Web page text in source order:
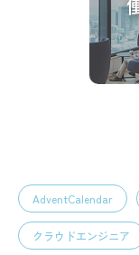
AdventCalendar
クラウドエンジニア